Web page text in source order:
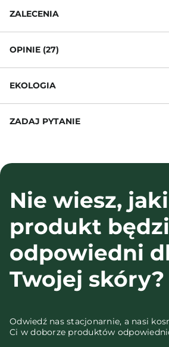
ZALECENIA
OPINIE (27)
EKOLOGIA
ZADAJ PYTANIE
Nie wiesz, jaki
produkt
odpowiedni
Twojej skóry?
Odwiedź nas stacjonarnie, a nasi
Ci w doborze produktów